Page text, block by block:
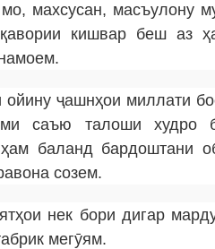
махсусан, масъулону
кишвар беш аз
ойину ҷашнҳои миллати
саъю талоши худро
баланд бардоштани
созем.
нек бори дигар
мегӯям.